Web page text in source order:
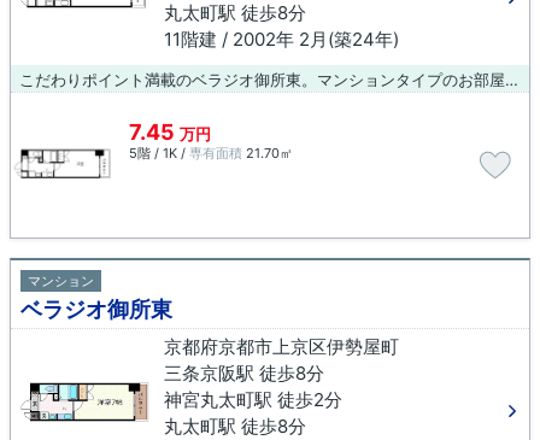
丸太町駅 徒歩8分
11階建 / 2002年 2月(築24年)
こだわりポイント満載のベラジオ御所東。マンションタイプのお部屋です。アクセスの良い徒歩8分の物件です。11階建てなので、住みやすい物件です。三条京阪周辺で住まい探しをするのであれば、創業元治元年 小林工務店にご依頼ください。
7.45 万円
5階 / 1K / 専有面積 21.70㎡
マンション
ベラジオ御所東
京都府京都市上京区伊勢屋町
三条京阪駅 徒歩8分
神宮丸太町駅 徒歩2分
丸太町駅 徒歩8分